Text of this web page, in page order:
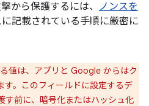
から保護するには、 ノンスを
記載されている手順に厳密に
値は、アプリと Google からはク
す。このフィールドに設定するデ
す前に、暗号化またはハッシュ化